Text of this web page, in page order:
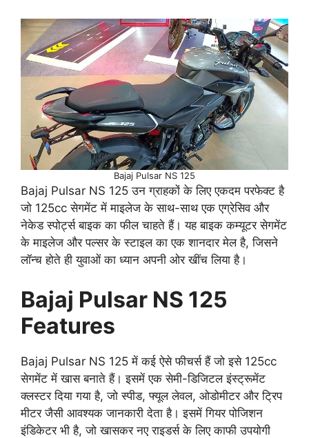
Bajaj Pulsar NS 125
Bajaj Pulsar NS 125 उन ग्राहकों के लिए एकदम परफेक्ट है
जो 125cc सेगमेंट में माइलेज के साथ-साथ एक एग्रेसिव और
नेकेड स्पोर्ट्स बाइक का फील चाहते हैं। यह बाइक कम्यूटर सेगमेंट
के माइलेज और पल्सर के स्टाइल का एक शानदार मेल है, जिसने
लॉन्च होते ही युवाओं का ध्यान अपनी ओर खींच लिया है।
Bajaj Pulsar NS 125
Features
Bajaj Pulsar NS 125 में कई ऐसे फीचर्स हैं जो इसे 125cc
सेगमेंट में खास बनाते हैं। इसमें एक सेमी-डिजिटल इंस्ट्रूमेंट
क्लस्टर दिया गया है, जो स्पीड, फ्यूल लेवल, ओडोमीटर और ट्रिप
मीटर जैसी आवश्यक जानकारी देता है। इसमें गियर पोजिशन
इंडिकेटर भी है, जो खासकर नए राइडर्स के लिए काफी उपयोगी